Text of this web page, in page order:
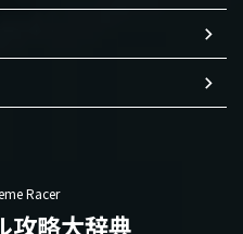
Racer
攻略大辞典